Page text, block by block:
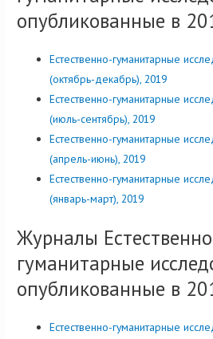
опубликованные в
Естественно-гуманитарные
(октябрь-декабрь), 2019
Естественно-гуманитарные
(июль-сентябрь), 2019
Естественно-гуманитарные
(апрель-июнь), 2019
Естественно-гуманитарные
(январь-март), 2019
Журналы
гуманитарные
опубликованные в
Естественно-гуманитарные